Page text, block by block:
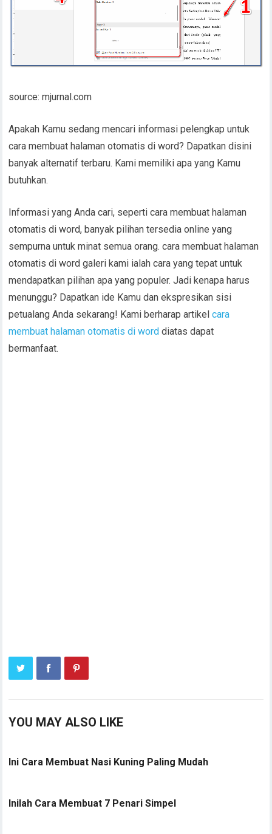
source: mjurnal.com
Apakah Kamu sedang mencari informasi pelengkap untuk
cara membuat halaman otomatis di word? Dapatkan disini
banyak alternatif terbaru. Kami memiliki apa yang Kamu
butuhkan.
Informasi yang Anda cari, seperti cara membuat halaman
otomatis di word, banyak pilihan tersedia online yang
sempurna untuk minat semua orang. cara membuat halaman
otomatis di word galeri kami ialah cara yang tepat untuk
mendapatkan pilihan apa yang populer. Jadi kenapa harus
menunggu? Dapatkan ide Kamu dan ekspresikan sisi
petualang Anda sekarang! Kami berharap artikelcara
membuat halaman otomatis di worddiatas dapat
bermanfaat.
YOU MAY ALSO LIKE
Ini Cara Membuat Nasi Kuning Paling Mudah
Inilah Cara Membuat 7 Penari Simpel